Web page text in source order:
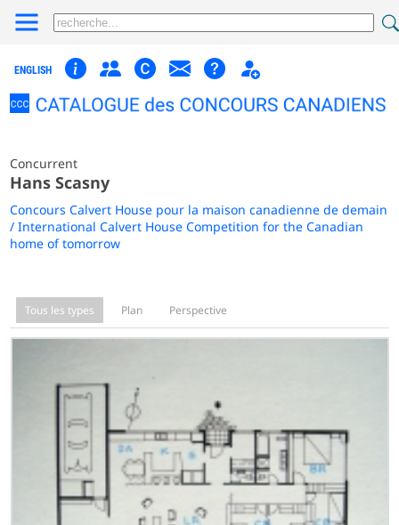
ENGLISH
Concurrent
Hans Scasny
Concours Calvert House pour la maison canadienne de demain
/ International Calvert House Competition for the Canadian
home of tomorrow
Tous les types Plan Perspective